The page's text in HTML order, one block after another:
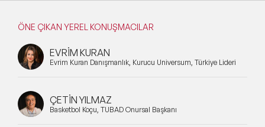
ÖNE ÇIKAN YEREL KONUŞMACILAR
EVRİM KURAN
Evrim Kuran Danışmanlık, Kurucu Universum, Türkiye Lideri
ÇETİN YILMAZ
Basketbol Koçu, TÜBAD Onursal Başkanı